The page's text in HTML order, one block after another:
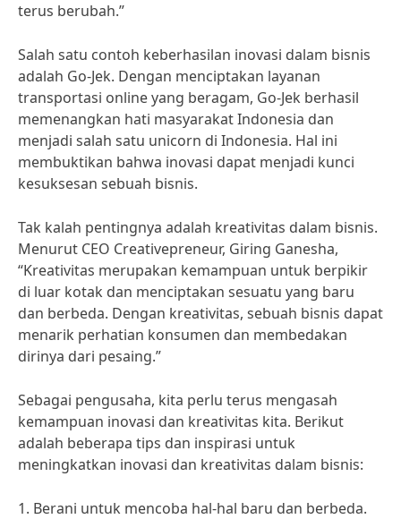
terus berubah.”
Salah satu contoh keberhasilan inovasi dalam bisnis
adalah Go-Jek. Dengan menciptakan layanan
transportasi online yang beragam, Go-Jek berhasil
memenangkan hati masyarakat Indonesia dan
menjadi salah satu unicorn di Indonesia. Hal ini
membuktikan bahwa inovasi dapat menjadi kunci
kesuksesan sebuah bisnis.
Tak kalah pentingnya adalah kreativitas dalam bisnis.
Menurut CEO Creativepreneur, Giring Ganesha,
“Kreativitas merupakan kemampuan untuk berpikir
di luar kotak dan menciptakan sesuatu yang baru
dan berbeda. Dengan kreativitas, sebuah bisnis dapat
menarik perhatian konsumen dan membedakan
dirinya dari pesaing.”
Sebagai pengusaha, kita perlu terus mengasah
kemampuan inovasi dan kreativitas kita. Berikut
adalah beberapa tips dan inspirasi untuk
meningkatkan inovasi dan kreativitas dalam bisnis:
1. Berani untuk mencoba hal-hal baru dan berbeda.